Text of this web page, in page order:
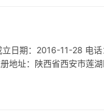
日期：2016-11-28 电
地址：陕西省西安市莲